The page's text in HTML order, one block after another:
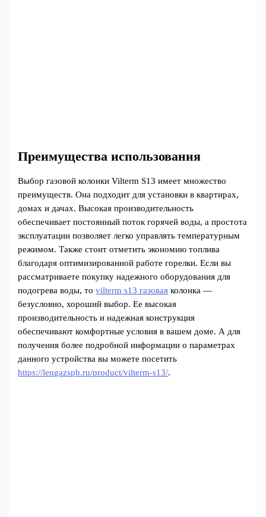
Преимущества использования
Выбор газовой колонки Vilterm S13 имеет множество
преимуществ. Она подходит для установки в квартирах,
домах и дачах. Высокая производительность
обеспечивает постоянный поток горячей воды, а простота
эксплуатации позволяет легко управлять температурным
режимом. Также стоит отметить экономию топлива
благодаря оптимизированной работе горелки. Если вы
рассматриваете покупку надежного оборудования для
подогрева воды, тоvilterm s13 газовая колонка —
безусловно, хороший выбор. Ее высокая
производительность и надежная конструкция
обеспечивают комфортные условия в вашем доме. А для
получения более подробной информации о параметрах
данного устройства вы можете посетить
https://lengazspb.ru/product/vilterm-s13/.